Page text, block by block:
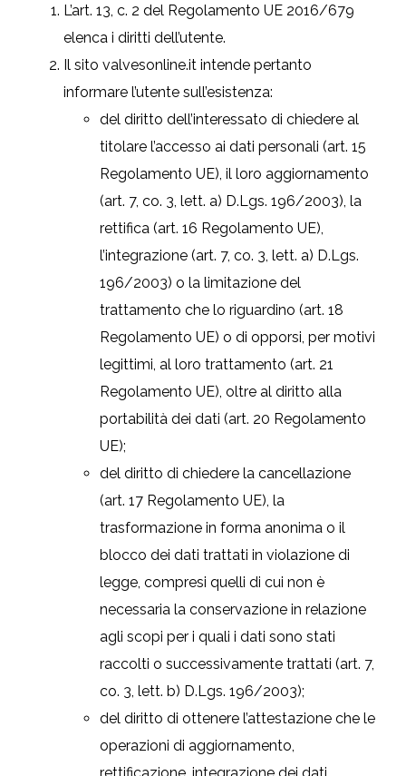
L’art. 13, c. 2 del Regolamento UE 2016/679
elenca i diritti dell’utente.
Il sito valvesonline.it intende pertanto
informare l’utente sull’esistenza:
del diritto dell’interessato di chiedere al
titolare l’accesso ai dati personali (art. 15
Regolamento UE), il loro aggiornamento
(art. 7, co. 3, lett. a) D.Lgs. 196/2003), la
rettifica (art. 16 Regolamento UE),
l’integrazione (art. 7, co. 3, lett. a) D.Lgs.
196/2003) o la limitazione del
trattamento che lo riguardino (art. 18
Regolamento UE) o di opporsi, per motivi
legittimi, al loro trattamento (art. 21
Regolamento UE), oltre al diritto alla
portabilità dei dati (art. 20 Regolamento
UE);
del diritto di chiedere la cancellazione
(art. 17 Regolamento UE), la
trasformazione in forma anonima o il
blocco dei dati trattati in violazione di
legge, compresi quelli di cui non è
necessaria la conservazione in relazione
agli scopi per i quali i dati sono stati
raccolti o successivamente trattati (art. 7,
co. 3, lett. b) D.Lgs. 196/2003);
del diritto di ottenere l’attestazione che le
operazioni di aggiornamento,
rettificazione, integrazione dei dati,